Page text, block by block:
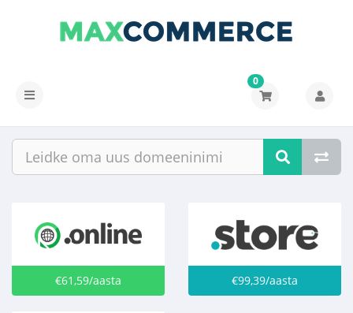
Lülitage
0
€61,59/aasta €99,39/aasta